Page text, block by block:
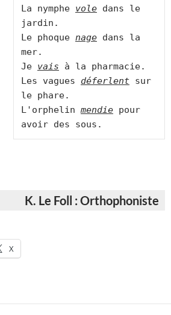
La nymphe vole dans le
jardin.
Le phoque nage dans la
mer.
Je vais à la pharmacie.
Les vagues déferlent sur
le phare.
L'orphelin mendie pour
K. Le Foll : Orthophoniste
X